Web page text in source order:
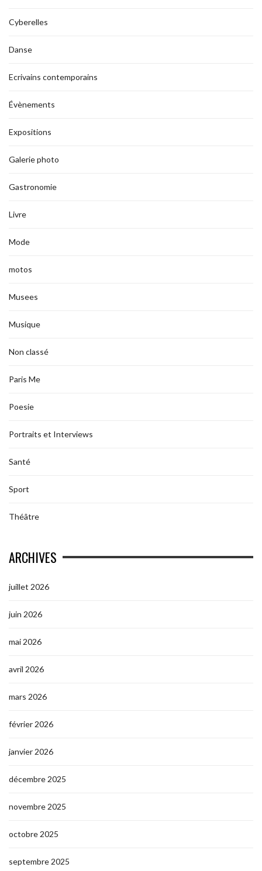
Cyberelles
Danse
Ecrivains contemporains
Évènements
Expositions
Galerie photo
Gastronomie
Livre
Mode
motos
Musees
Musique
Non classé
Paris Me
Poesie
Portraits et Interviews
Santé
Sport
Théâtre
ARCHIVES
juillet 2026
juin 2026
mai 2026
avril 2026
mars 2026
février 2026
janvier 2026
décembre 2025
novembre 2025
octobre 2025
septembre 2025